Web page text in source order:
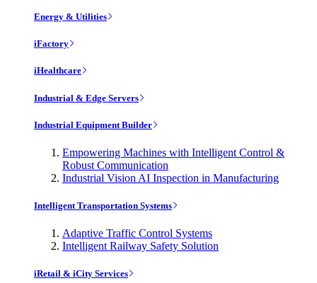
Energy & Utilities
iFactory
iHealthcare
Industrial & Edge Servers
Industrial Equipment Builder
Empowering Machines with Intelligent Control &
Robust Communication
Industrial Vision AI Inspection in Manufacturing
Intelligent Transportation Systems
Adaptive Traffic Control Systems
Intelligent Railway Safety Solution
iRetail & iCity Services